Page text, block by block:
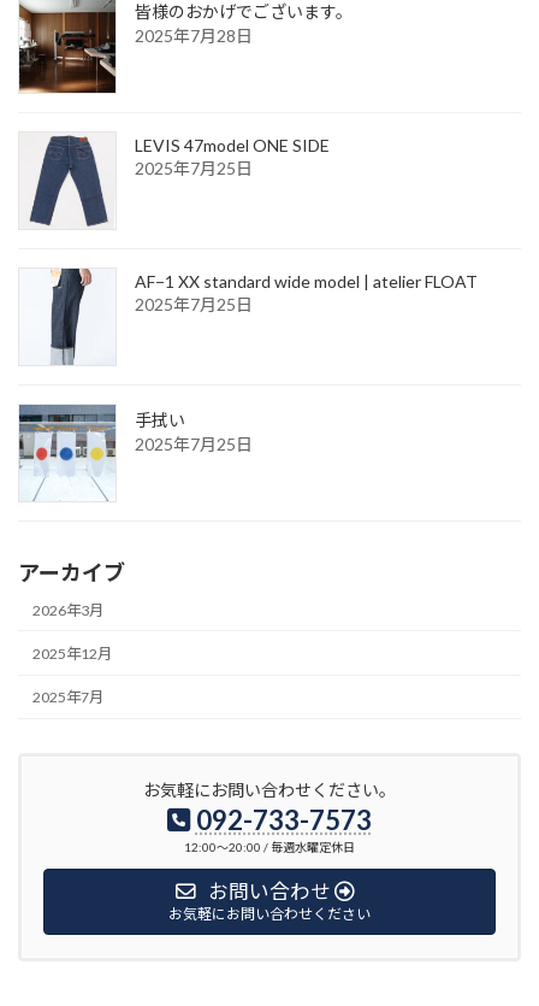
皆様のおかげでございます。
2025年7月28日
LEVIS 47model ONE SIDE
2025年7月25日
AF−1 XX standard wide model | atelier FLOAT
2025年7月25日
手拭い
2025年7月25日
アーカイブ
2026年3月
2025年12月
2025年7月
お気軽にお問い合わせください。
092-733-7573
12:00〜20:00 / 毎週水曜定休日
お問い合わせ
お気軽にお問い合わせください